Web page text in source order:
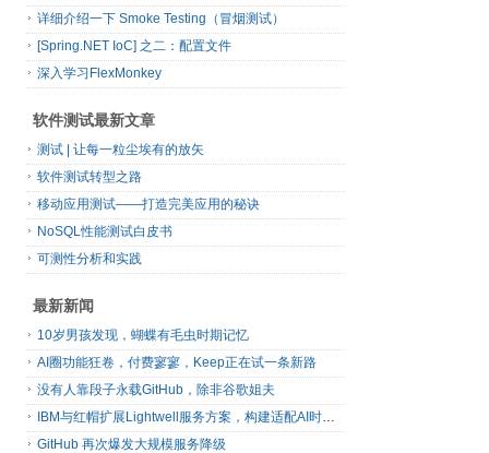
详细介绍一下 Smoke Testing（冒烟测试）
[Spring.NET IoC] 之二：配置文件
深入学习Flex​Monkey
软件测试最新文章
测试 | 让每一粒尘埃有的放矢
软件测试转型之路
移动应用测试——打造完美应用的秘诀
NoSQL性能测试白皮书
可测性分析和实践
最新新闻
10岁男孩发现，蝴蝶有毛虫时期记忆
AI圈功能狂卷，付费寥寥，Keep正在试一条新路
没有人靠段子永载GitHub，除非谷歌姐夫
IBM与红帽扩展Lightwell服务方案，构建适配AI时代开源生态的可信基础设施
GitHub 再次爆发大规模服务降级